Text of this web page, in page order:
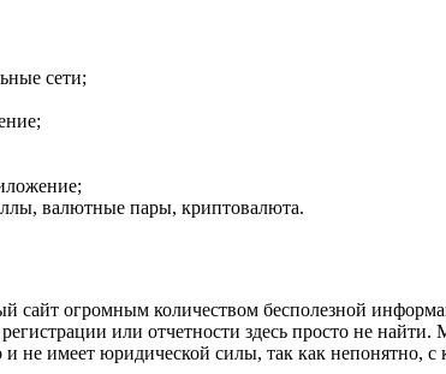
сети;
валютные пары, криптовалюта.
сайт огромным количеством бесполезной
или отчетности здесь просто не
и не имеет юридической силы, так как